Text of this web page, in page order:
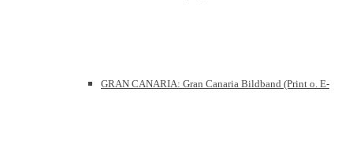
GRAN CANARIA: Gran Canaria Bildband (Print o. E-